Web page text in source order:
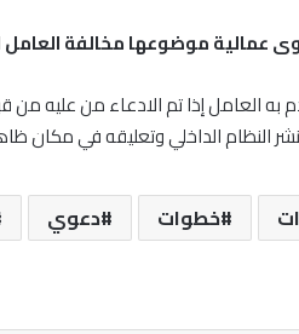
عمالية موضوعها مخالفة
العامل إذا تم الادعاء من عليه من
النظام الداخلي وتعليقه في مكان
خطوات دعوي